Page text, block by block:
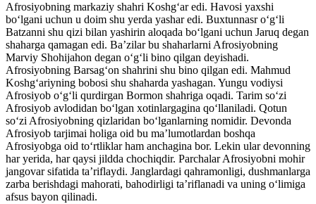
Afrosiyobning markaziy shahri Koshg‘ar edi. Havosi yaxshi
bo‘lgani uchun u doim shu yerda yashar edi. Buxtunnasr o‘g‘li
Batzanni shu qizi bilan yashirin aloqada bo‘lgani uchun Jaruq degan
shaharga qamagan edi. Ba’zilar bu shaharlarni Afrosiyobning
Marviy Shohijahon degan o‘g‘li bino qilgan deyishadi.
Afrosiyobning Barsag‘on shahrini shu bino qilgan edi. Mahmud
Koshg‘ariyning bobosi shu shaharda yashagan. Yungu vodiysi
Afrosiyob o‘g‘li qurdirgan Bormon shahriga oqadi. Tarim so‘zi
Afrosiyob avlodidan bo‘lgan xotinlargagina qo‘llaniladi. Qotun
so‘zi Afrosiyobning qizlaridan bo‘lganlarning nomidir. Devonda
Afrosiyob tarjimai holiga oid bu ma’lumotlardan boshqa
Afrosiyobga oid to‘rtliklar ham anchagina bor. Lekin ular devonning
har yerida, har qaysi jildda chochiqdir. Parchalar Afrosiyobni mohir
jangovar sifatida ta’riflaydi. Janglardagi qahramonligi, dushmanlarga
zarba berishdagi mahorati, bahodirligi ta’riflanadi va uning o‘limiga
afsus bayon qilinadi.